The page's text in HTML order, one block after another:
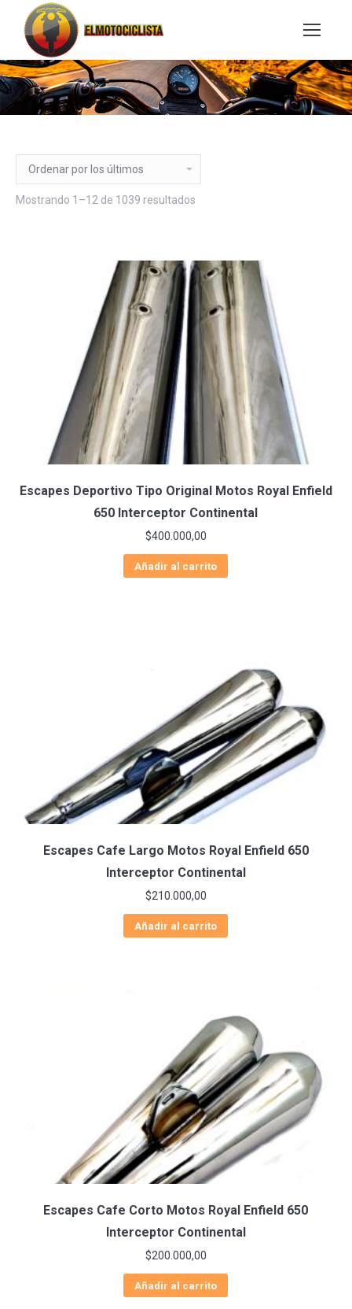
Buscar:
Mostrando 1–12 de 1039 resultados
Escapes Deportivo Tipo Original Motos Royal Enfield
650 Interceptor Continental
$400.000,00
Añadir al carrito
Escapes Cafe Largo Motos Royal Enfield 650
Interceptor Continental
$210.000,00
Añadir al carrito
Escapes Cafe Corto Motos Royal Enfield 650
Interceptor Continental
$200.000,00
Añadir al carrito